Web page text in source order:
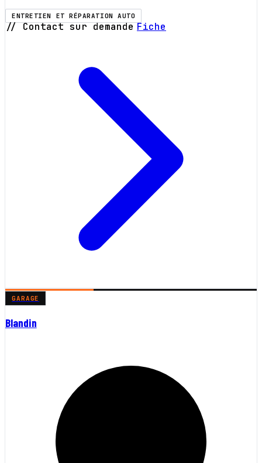
ENTRETIEN ET RÉPARATION AUTO
// Contact sur demande Fiche
GARAGE
Blandin